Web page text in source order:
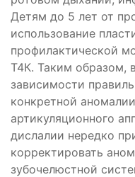
Детям до 5 лет от
использование
профилактической
Т4К. Таким образом,
зависимости
конкретной
артикуляционного
дислалии нередко
корректировать
зубочелюстной